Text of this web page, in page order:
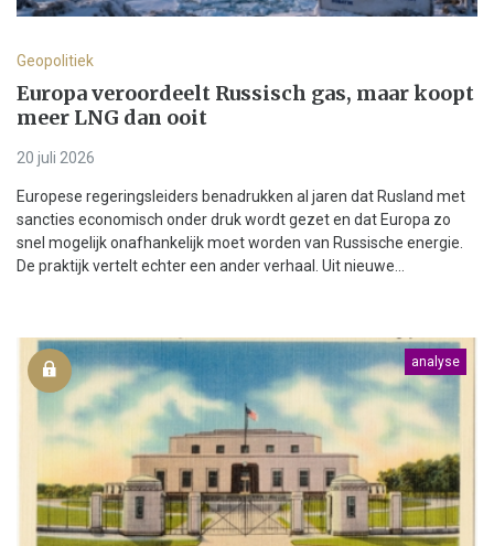
Geopolitiek
Europa veroordeelt Russisch gas, maar koopt
meer LNG dan ooit
20 juli 2026
Europese regeringsleiders benadrukken al jaren dat Rusland met
sancties economisch onder druk wordt gezet en dat Europa zo
snel mogelijk onafhankelijk moet worden van Russische energie.
De praktijk vertelt echter een ander verhaal. Uit nieuwe...
analyse